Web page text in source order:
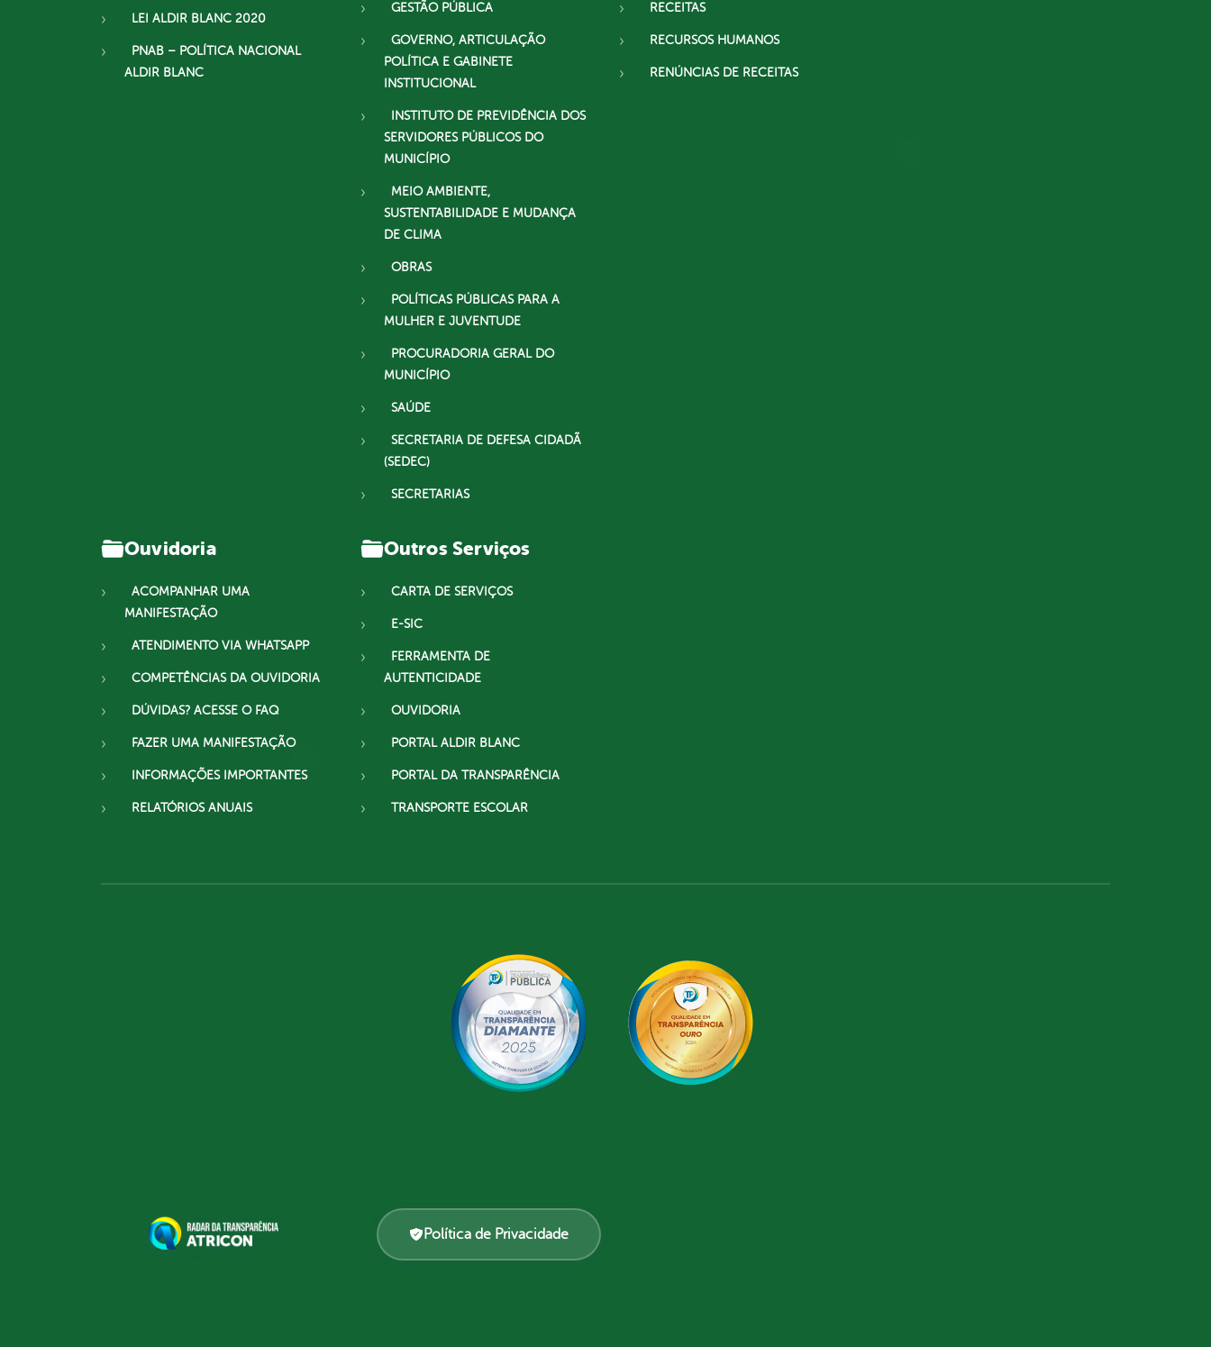
LEI ALDIR BLANC 2020
PNAB – POLÍTICA NACIONAL
ALDIR BLANC
GESTÃO PÚBLICA
GOVERNO, ARTICULAÇÃO
POLÍTICA E GABINETE
INSTITUCIONAL
INSTITUTO DE PREVIDÊNCIA DOS
SERVIDORES PÚBLICOS DO
MUNICÍPIO
MEIO AMBIENTE,
SUSTENTABILIDADE E MUDANÇA
DE CLIMA
OBRAS
POLÍTICAS PÚBLICAS PARA A
MULHER E JUVENTUDE
PROCURADORIA GERAL DO
MUNICÍPIO
SAÚDE
SECRETARIA DE DEFESA CIDADÃ
(SEDEC)
SECRETARIAS
RECEITAS
RECURSOS HUMANOS
RENÚNCIAS DE RECEITAS
Ouvidoria
ACOMPANHAR UMA
MANIFESTAÇÃO
ATENDIMENTO VIA WHATSAPP
COMPETÊNCIAS DA OUVIDORIA
DÚVIDAS? ACESSE O FAQ
FAZER UMA MANIFESTAÇÃO
INFORMAÇÕES IMPORTANTES
RELATÓRIOS ANUAIS
Outros Serviços
CARTA DE SERVIÇOS
E-SIC
FERRAMENTA DE
AUTENTICIDADE
OUVIDORIA
PORTAL ALDIR BLANC
PORTAL DA TRANSPARÊNCIA
TRANSPORTE ESCOLAR
Política de Privacidade